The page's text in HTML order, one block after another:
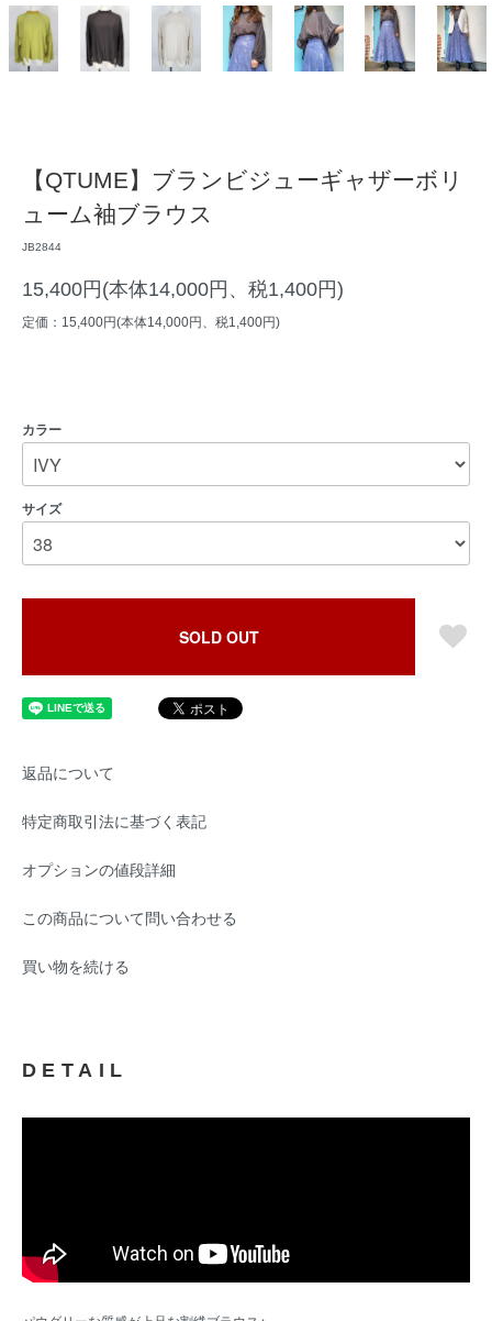
【QTUME】ブランビジューギャザーボリ
ューム袖ブラウス
JB2844
15,400円(本体14,000円、税1,400円)
定価：15,400円(本体14,000円、税1,400円)
カラー
サイズ
SOLD OUT
返品について
特定商取引法に基づく表記
オプションの値段詳細
この商品について問い合わせる
買い物を続ける
DETAIL